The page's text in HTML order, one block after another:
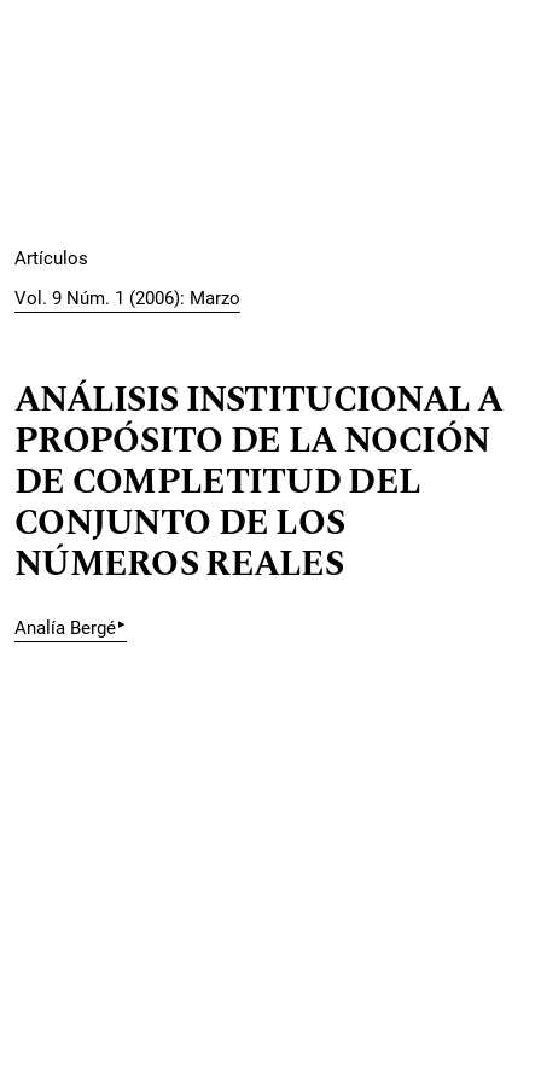
Artículos
Vol. 9 Núm. 1 (2006): Marzo
ANÁLISIS INSTITUCIONAL A
PROPÓSITO DE LA NOCIÓN
DE COMPLETITUD DEL
CONJUNTO DE LOS
NÚMEROS REALES
Analía Bergé▸